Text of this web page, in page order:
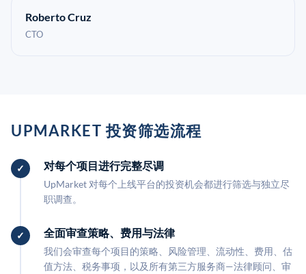
Roberto Cruz
CTO
UPMARKET 投资筛选流程
对每个项目进行完整尽调
UpMarket 对每个上线平台的投资机会都进行筛选与独立尽
职调查。
全面审查策略、费用与法律
我们会审查每个项目的策略、风险管理、流动性、费用、估
值方法、税务事项，以及所有第三方服务商—法律顾问、审